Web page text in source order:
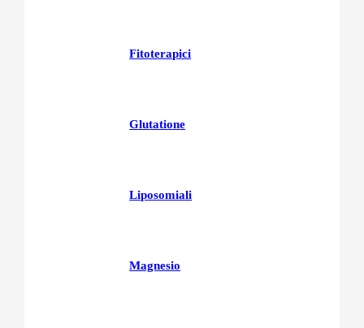
Fitoterapici
Glutatione
Liposomiali
Magnesio